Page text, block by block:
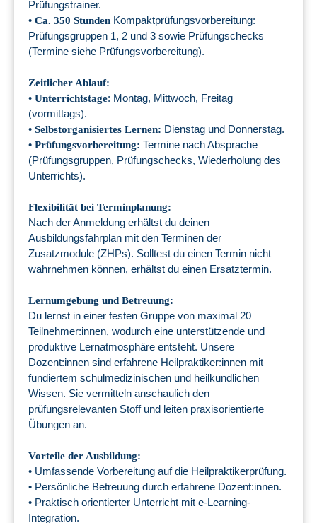
Prüfungstrainer.
• Ca. 350 Stunden Kompaktprüfungsvorbereitung:
Prüfungsgruppen 1, 2 und 3 sowie Prüfungschecks
(Termine siehe Prüfungsvorbereitung).
Zeitlicher Ablauf:
• Unterrichtstage: Montag, Mittwoch, Freitag
(vormittags).
• Selbstorganisiertes Lernen: Dienstag und Donnerstag.
• Prüfungsvorbereitung: Termine nach Absprache
(Prüfungsgruppen, Prüfungschecks, Wiederholung des
Unterrichts).
Flexibilität bei Terminplanung:
Nach der Anmeldung erhältst du deinen
Ausbildungsfahrplan mit den Terminen der
Zusatzmodule (ZHPs). Solltest du einen Termin nicht
wahrnehmen können, erhältst du einen Ersatztermin.
Lernumgebung und Betreuung:
Du lernst in einer festen Gruppe von maximal 20
Teilnehmer:innen, wodurch eine unterstützende und
produktive Lernatmosphäre entsteht. Unsere
Dozent:innen sind erfahrene Heilpraktiker:innen mit
fundiertem schulmedizinischen und heilkundlichen
Wissen. Sie vermitteln anschaulich den
prüfungsrelevanten Stoff und leiten praxisorientierte
Übungen an.
Vorteile der Ausbildung:
• Umfassende Vorbereitung auf die Heilpraktikerprüfung.
• Persönliche Betreuung durch erfahrene Dozent:innen.
• Praktisch orientierter Unterricht mit e-Learning-
Integration.